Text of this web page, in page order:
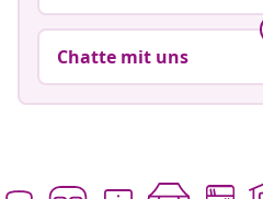
Chatte mit uns